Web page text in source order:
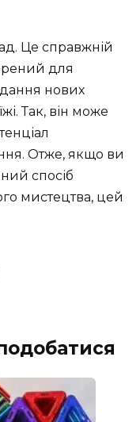
Це справжній
для
нових
Так, він може
Отже, якщо ви
спосіб
мистецтва, цей